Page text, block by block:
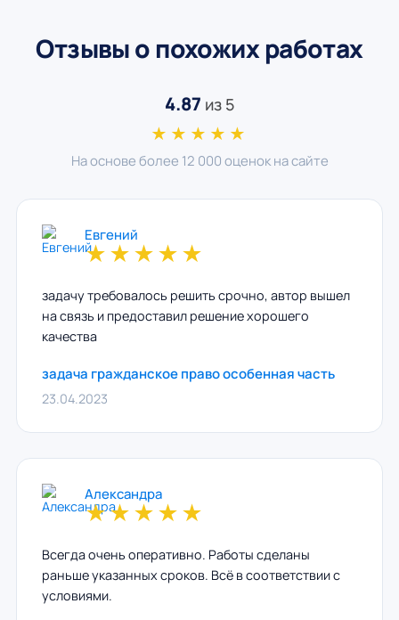
Отзывы о похожих работах
4.87 из 5
★★★★★
На основе более 12 000 оценок на сайте
Евгений
★★★★★
задачу требовалось решить срочно, автор вышел
на связь и предоставил решение хорошего
качества
задача гражданское право особенная часть
23.04.2023
Александра
★★★★★
Всегда очень оперативно. Работы сделаны
раньше указанных сроков. Всё в соответствии с
условиями.